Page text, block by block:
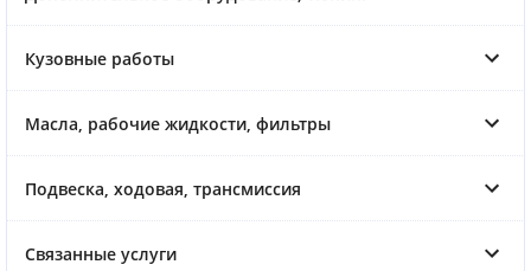
Кузовные работы
Масла, рабочие жидкости, фильтры
Подвеска, ходовая, трансмиссия
Связанные услуги